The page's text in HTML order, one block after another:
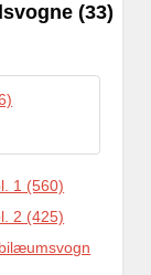
(33)
1 (560)
2 (425)